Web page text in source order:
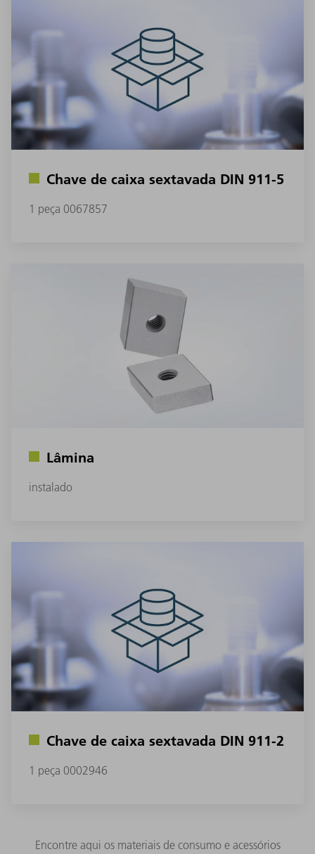
Chave de caixa sextavada DIN 911-5
1 peça 0067857
Lâmina
instalado
Chave de caixa sextavada DIN 911-2
1 peça 0002946
Encontre aqui os materiais de consumo e acessórios